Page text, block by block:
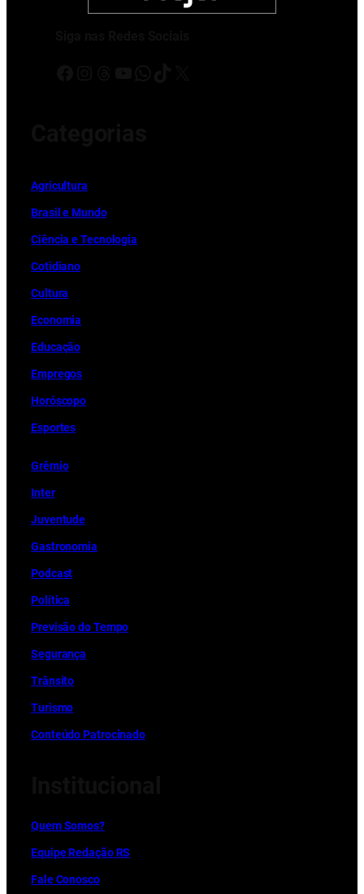
Agricultura
Brasil e Mundo
Ciência e Tecnologia
Cotidiano
Cultura
Economia
Educação
Empregos
Horóscopo
Esportes
Grêmio
Inter
Juventude
Gastronomia
Podcast
Política
Previsão do Tempo
Segurança
Trânsito
Turismo
Conteúdo Patrocinado
Quem Somos?
Equipe Redação RS
Fale Conosco